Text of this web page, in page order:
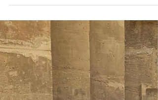
20 mag
"Un'onda blu di
sostenibilità", mostra
fotografica dal 20 maggio
al 16 giugno